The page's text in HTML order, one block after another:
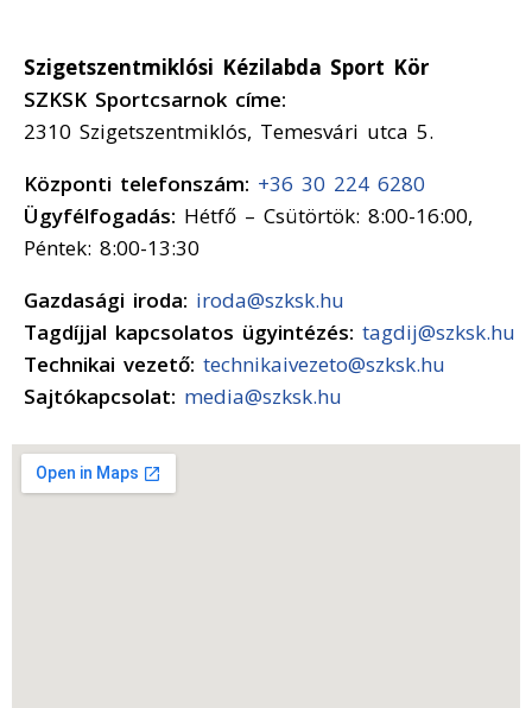
Szigetszentmiklósi Kézilabda Sport Kör
SZKSK Sportcsarnok címe:
2310 Szigetszentmiklós, Temesvári utca 5.
Központi telefonszám: +36 30 224 6280
Ügyfélfogadás: Hétfő – Csütörtök: 8:00-16:00,
Péntek: 8:00-13:30
Gazdasági iroda: iroda@szksk.hu
Tagdíjjal kapcsolatos ügyintézés: tagdij@szksk.hu
Technikai vezető: technikaivezeto@szksk.hu
Sajtókapcsolat: media@szksk.hu